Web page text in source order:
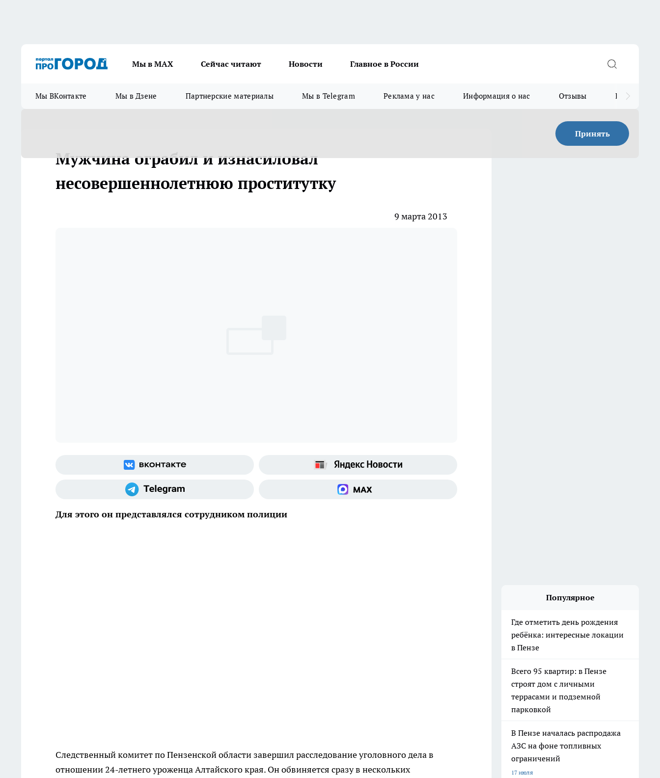
Мы в МАХ Сейчас читают Новости Главное в России
Мы ВКонтакте Мы в Дзене Партнерские материалы Мы в Telegram Реклама у нас Информация о нас Отзывы Прайс для
Принять
Мужчина ограбил и изнасиловал
несовершеннолетнюю проститутку
9 марта 2013
Для этого он представлялся сотрудником полиции
Следственный комитет по Пензенской области завершил расследование уголовного дела в
отношении 24-летнего уроженца Алтайского края. Он обвиняется сразу в нескольких
Популярное
Где отметить день рождения
ребёнка: интересные локации
в Пензе
Всего 95 квартир: в Пензе
строят дом с личными
террасами и подземной
парковкой
В Пензе началась распродажа
АЗС на фоне топливных
ограничений
17 июля